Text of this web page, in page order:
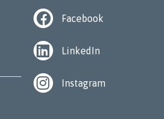
Facebook
LinkedIn
Instagram